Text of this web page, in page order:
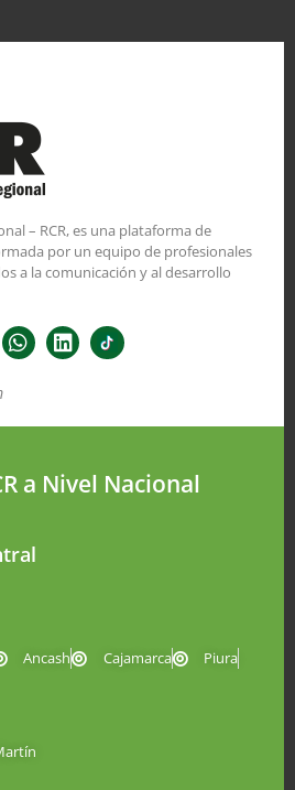
– RCR, es una plataforma de
por un equipo de profesionales
a la comunicación y al desarrollo
a Nivel Nacional
Ancash Cajamarca
Piura